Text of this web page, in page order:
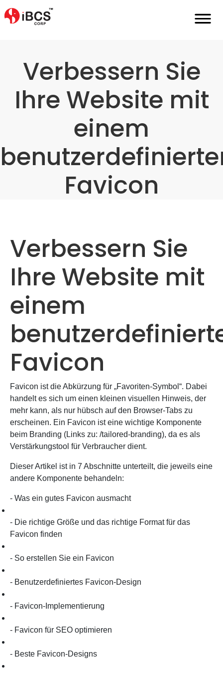
Verbessern Sie
Ihre Website mit
einem
Favicon
Home
Maßgeschneidertes-Branding
Favicon
Verbessern Sie
Ihre Website mit
einem
Favicon
Favicon ist die Abkürzung für „Favoriten-Symbol“. Dabei
handelt es sich um einen kleinen visuellen Hinweis, der
mehr kann, als nur hübsch auf den Browser-Tabs zu
erscheinen. Ein Favicon ist eine wichtige Komponente
beim Branding (Links zu: /tailored-branding), da es als
Verstärkungstool für Verbraucher dient.
Dieser Artikel ist in 7 Abschnitte unterteilt, die jeweils eine
andere Komponente behandeln:
- Was ein gutes Favicon ausmacht
- Die richtige Größe und das richtige Format für das
Favicon finden
- So erstellen Sie ein Favicon
- Benutzerdefiniertes Favicon-Design
- Favicon-Implementierung
- Favicon für SEO optimieren
- Beste Favicon-Designs